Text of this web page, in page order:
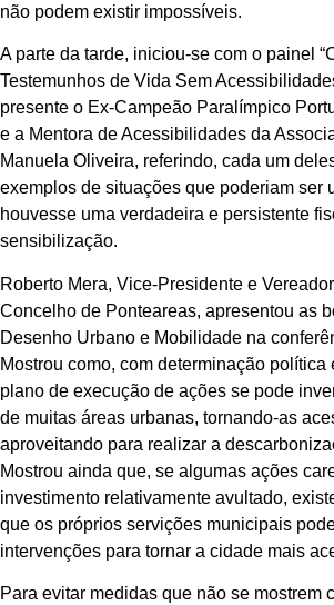
não podem existir impossíveis.
A parte da tarde, iniciou-se com o painel
Testemunhos de Vida Sem
presente o Ex-Campeão Paralímpico
e a Mentora de Acessibilidades da
Manuela Oliveira, referindo, cada um
exemplos de situações que poderiam ser
houvesse uma verdadeira e persistente
sensibilização.
Roberto Mera, Vice-Presidente e
Concelho de Ponteareas, apresentou as
Desenho Urbano e Mobilidade na
Mostrou como, com determinação política
plano de execução de ações se pode
de muitas áreas urbanas, tornando-as
aproveitando para realizar a
Mostrou ainda que, se algumas ações
investimento relativamente avultado,
que os próprios servições municipais
intervenções para tornar a cidade mais
Para evitar medidas que não se mostrem